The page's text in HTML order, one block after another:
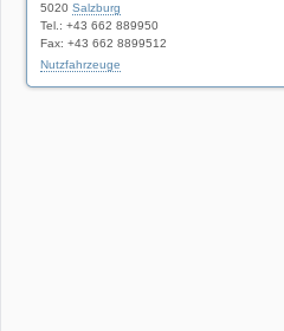
5020 Salzburg
Tel.: +43 662 889950
Fax: +43 662 8899512
Nutzfahrzeuge